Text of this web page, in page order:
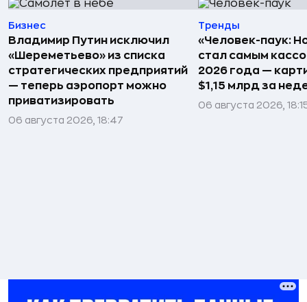
Бизнес
Владимир Путин исключил
«Шереметьево» из списка
стратегических предприятий
— теперь аэропорт можно
приватизировать
06 августа 2026, 18:47
Тренды
«Человек-паук:
стал самым
2026 года —
$1,15 млрд за
06 августа 2026,